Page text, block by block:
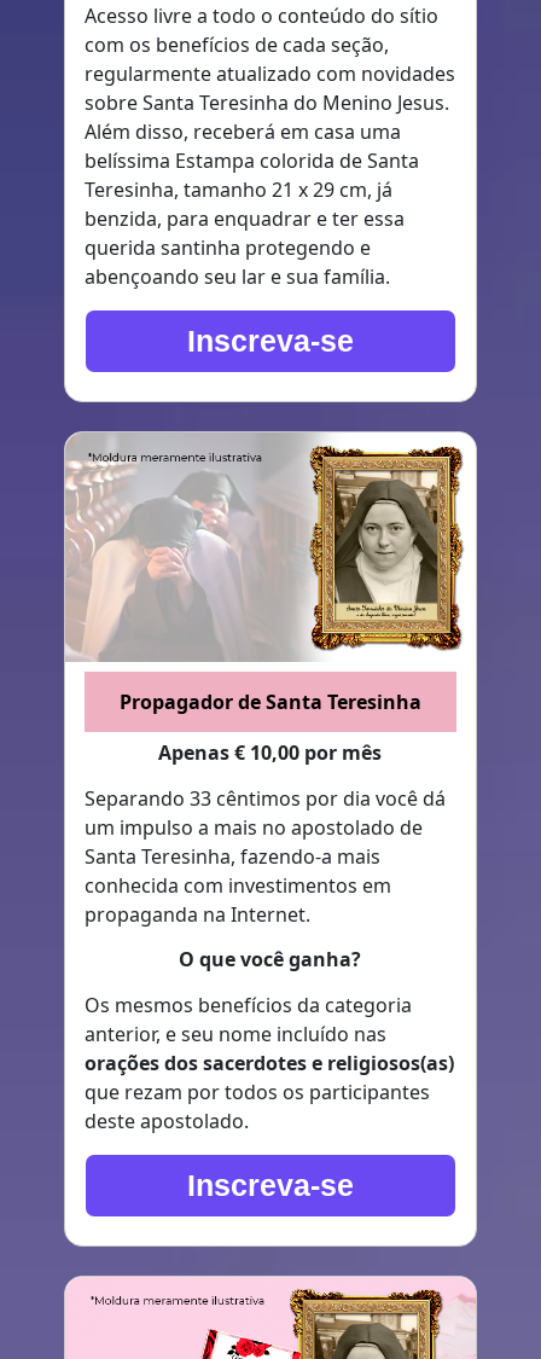
Acesso livre a todo o conteúdo do sítio
com os benefícios de cada seção,
regularmente atualizado com novidades
sobre Santa Teresinha do Menino Jesus.
Além disso, receberá em casa uma
belíssima Estampa colorida de Santa
Teresinha, tamanho 21 x 29 cm, já
benzida, para enquadrar e ter essa
querida santinha protegendo e
abençoando seu lar e sua família.
Inscreva-se
Propagador de Santa Teresinha
Apenas € 10,00 por mês
Separando 33 cêntimos por dia você dá
um impulso a mais no apostolado de
Santa Teresinha, fazendo-a mais
conhecida com investimentos em
propaganda na Internet.
O que você ganha?
Os mesmos benefícios da categoria
anterior, e seu nome incluído nas
orações dos sacerdotes e religiosos(as)
que rezam por todos os participantes
deste apostolado.
Inscreva-se